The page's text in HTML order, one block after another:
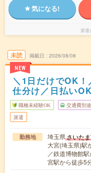
気になる!
派遣
未読
NEW
掲載日 2026/08/08
＼1日だけでOK
仕分け／日払いOK
職種未経験OK 交通費別
派遣
勤務地 埼玉県さいた
大宮(埼玉県)駅
／鉄道博物館
宮駅から徒歩5